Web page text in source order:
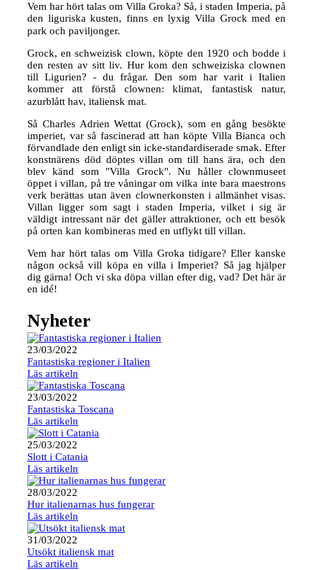
Vem har hört talas om Villa Groka? Så, i staden Imperia, på
den liguriska kusten, finns en lyxig Villa Grock med en
park och paviljonger. ⠀
Grock, en schweizisk clown, köpte den 1920 och bodde i
den resten av sitt liv. Hur kom den schweiziska clownen
till Ligurien? - du frågar. Den som har varit i Italien
kommer att förstå clownen: klimat, fantastisk natur,
azurblått hav, italiensk mat. ⠀
Så Charles Adrien Wettat (Grock), som en gång besökte
imperiet, var så fascinerad att han köpte Villa Bianca och
förvandlade den enligt sin icke-standardiserade smak. Efter
konstnärens död döptes villan om till hans ära, och den
blev känd som "Villa Grock". Nu håller clownmuseet
öppet i villan, på tre våningar om vilka inte bara maestrons
verk berättas utan även clownerkonsten i allmänhet visas.
Villan ligger som sagt i staden Imperia, vilket i sig är
väldigt intressant när det gäller attraktioner, och ett besök
på orten kan kombineras med en utflykt till villan.
Vem har hört talas om Villa Groka tidigare? Eller kanske
någon också vill köpa en villa i Imperiet? Så jag hjälper
dig gärna! Och vi ska döpa villan efter dig, vad? Det här är
en idé!
Nyheter
23/03/2022
Fantastiska regioner i Italien
Läs artikeln
23/03/2022
Fantastiska Toscana
Läs artikeln
25/03/2022
Slott i Catania
Läs artikeln
28/03/2022
Hur italienarnas hus fungerar
Läs artikeln
31/03/2022
Utsökt italiensk mat
Läs artikeln